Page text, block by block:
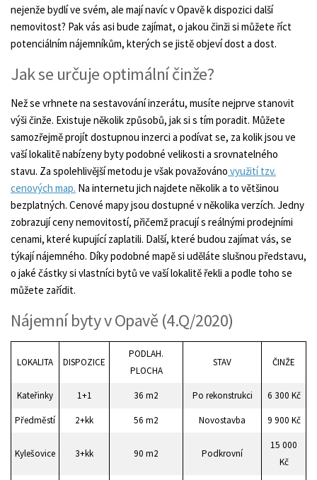
nejenže bydlí ve svém, ale mají navíc v Opavě k dispozici další
nemovitost? Pak vás asi bude zajímat, o jakou činži si můžete říct
potenciálním nájemníkům, kterých se jistě objeví dost a dost.
Jak se určuje optimální činže?
Než se vrhnete na sestavování inzerátu, musíte nejprve stanovit
výši činže. Existuje několik způsobů, jak si s tím poradit. Můžete
samozřejmě projít dostupnou inzerci a podívat se, za kolik jsou ve
vaší lokalitě nabízeny byty podobné velikosti a srovnatelného
stavu. Za spolehlivější metodu je však považováno využití tzv.
cenových map. Na internetu jich najdete několik a to většinou
bezplatných. Cenové mapy jsou dostupné v několika verzích. Jedny
zobrazují ceny nemovitostí, přičemž pracují s reálnými prodejními
cenami, které kupující zaplatili. Další, které budou zajímat vás, se
týkají nájemného. Díky podobné mapě si uděláte slušnou představu,
o jaké částky si vlastníci bytů ve vaší lokalitě řekli a podle toho se
můžete zařídit.
Nájemní byty v Opavě (4.Q/2020)
LOKALITA DISPOZICE
PODLAH.
PLOCHA
STAV ČINŽE
Kateřinky 1+1 36 m2 Po rekonstrukci 6 300 Kč
Předměstí 2+kk 56 m2 Novostavba 9 900 Kč
Kylešovice 3+kk 90 m2 Podkrovní
15 000
Kč